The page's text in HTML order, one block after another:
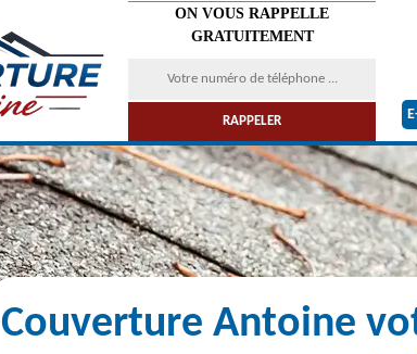
ON VOUS RAPPELLE
GRATUITEMENT
Couverture Antoine